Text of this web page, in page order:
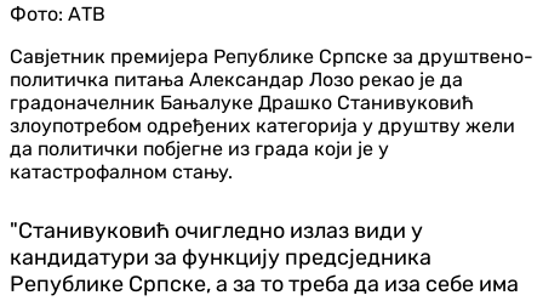
Фото: АТВ
Савјетник премијера Републике Српске за друштвено-
политичка питања Александар Лозо рекао је да
градоначелник Бањалуке Драшко Станивуковић
злоупотребом одређених категорија у друштву жели
да политички побјегне из града који је у
катастрофалном стању.
"Станивуковић очигледно излаз види у
кандидатури за функцију предсједника
Републике Српске, а за то треба да иза себе има